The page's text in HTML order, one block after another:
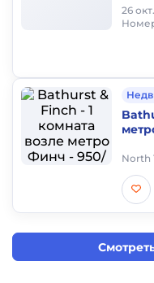
26
метро Финч -
North